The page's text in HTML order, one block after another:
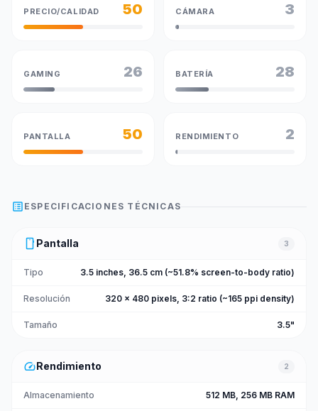
PRECIO/CALIDAD 50 CÁMARA 3
GAMING 26 BATERÍA 28
PANTALLA 50 RENDIMIENTO 2
list_alt ESPECIFICACIONES TÉCNICAS
smartphone Pantalla 3
Tipo 3.5 inches, 36.5 cm (~51.8% screen-to-body ratio)
Resolución 320 x 480 pixels, 3:2 ratio (~165 ppi density)
Tamaño 3.5"
speedRendimiento 2
Almacenamiento 512 MB, 256 MB RAM